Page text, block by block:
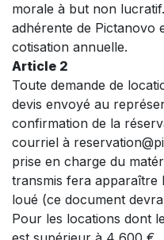
morale à but non
adhérente de Pictanovo
cotisation annuelle.
Article 2
Toute demande de
devis envoyé au
confirmation de la
courriel à
prise en charge du
transmis fera apparaître
loué (ce document
Pour les locations dont